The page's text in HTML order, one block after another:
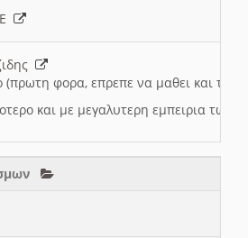
(πρωτη φορα, επρεπε να μαθει και το
και με μεγαλυτερη εμπειρια